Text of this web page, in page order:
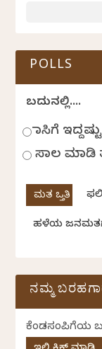
POLLS
ಬದುಕಿನಲ್ಲಿ....
ಹಾಸಿಗೆ
ಸಾಲ ಮಾಡಿ
ಹಳೆಯ
ನಮ್ಮ
ಕೆಂಡಸಂಪಿಗೆಯ